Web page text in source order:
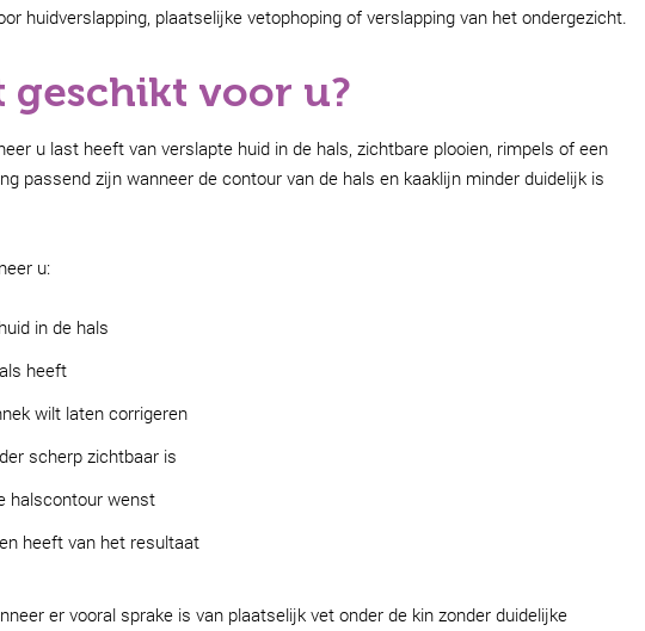
huidverslapping, plaatselijke vetophoping of verslapping van het ondergezicht.
geschikt voor u?
u last heeft van verslapte huid in de hals, zichtbare plooien, rimpels of een
passend zijn wanneer de contour van de hals en kaaklijn minder duidelijk is
u:
in de hals
heeft
wilt laten corrigeren
scherp zichtbaar is
halscontour wenst
heeft van het resultaat
er vooral sprake is van plaatselijk vet onder de kin zonder duidelijke